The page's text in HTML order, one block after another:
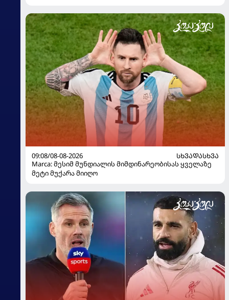
09:08/08-08-2026
ᲡᲮᲕᲐᲓᲐᲡᲮᲕᲐ
Marca: მესიმ მუნდიალის მიმდინარეობისას ყველაზე
მეტი მუქარა მიიღო